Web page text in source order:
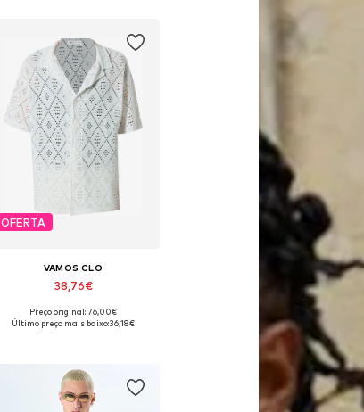
OFERTA
VAMOS CLO
38,76€
Tamanhos disponíveis: S, M, L, XL
Preço original: 76,00€
Último preço mais baixo:36,18€